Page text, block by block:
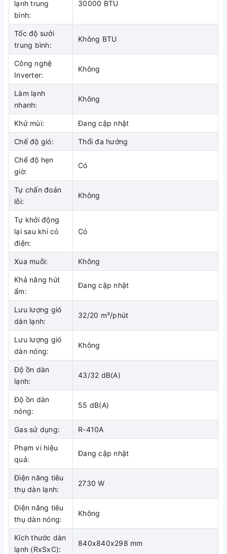
Máy lạnh Daikin FCNQ30MV1/RNQ30MV1 có công suất hoạt
động 3Hp (3 ngựa), phù hợp với những căn phòng có diện
tích 35-40 mét vuông, mang lại hiệu quả tối ưu trong khả
năng làm lạnh.
Máy lạnh Daikin FCNQ30MV1/RNQ30MV1 hoạt động với
công suất 3Hp
Hoạt động tối ưu
Máy lạnh Daikin FCNQ30MV1/RNQ30MV1 cho hướng thổi
tròn phân bổ nhiệt đồng đều, cho cảm giác thật dễ chịu.
Máy lạnh Daikin FCNQ30MV1/RNQ30MV1 hoạt động êm ái
với độ ồn thấp từ 28/35dB, không ảnh hưởng đến người tiêu
dùng.
Máy lạnh Daikin FCNQ30MV1/RNQ30MV1 cho cảm giác dễ
chịu
Độ bền cao
Máy lạnh Daikin FCNQ30MV1/RNQ30MV1 với dàn trao đổi
nhiệt có khả năng chịu được ăn mòn do muối và ô nhiễm môi
trường, rất thích hợp khi nhà bạn, văn phòng công ty ở gần
môi trường biển.
Máy lạnh Daikin FCNQ30MV1/RNQ30MV1 độ bền cao
lạnh trung
bình:
30000 BTU
Tốc độ sưởi
trung bình:
Không BTU
Công nghệ
Inverter:
Không
Làm lạnh
nhanh:
Không
Khử mùi: Đang cập nhật
Chế độ gió: Thổi đa hướng
Chế độ hẹn
giờ:
Có
Tự chẩn đoán
lỗi:
Không
Tự khởi động
lại sau khi có
điện:
Có
Xua muỗi: Không
Khả năng hút
ẩm:
Đang cập nhật
Lưu lượng gió
dàn lạnh:
32/20 m³/phút
Lưu lượng gió
dàn nóng:
Không
Độ ồn dàn
lạnh:
43/32 dB(A)
Độ ồn dàn
nóng:
55 dB(A)
Gas sử dụng: R-410A
Phạm vi hiệu
quả:
Đang cập nhật
Điện năng tiêu
thụ dàn lạnh:
2730 W
Điện năng tiêu
thụ dàn nóng:
Không
Kích thước dàn
lạnh (RxSxC):
840x840x298 mm